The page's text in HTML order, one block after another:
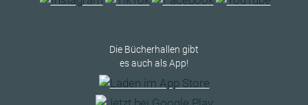
Die Bücherhallen gibt
es auch als App!